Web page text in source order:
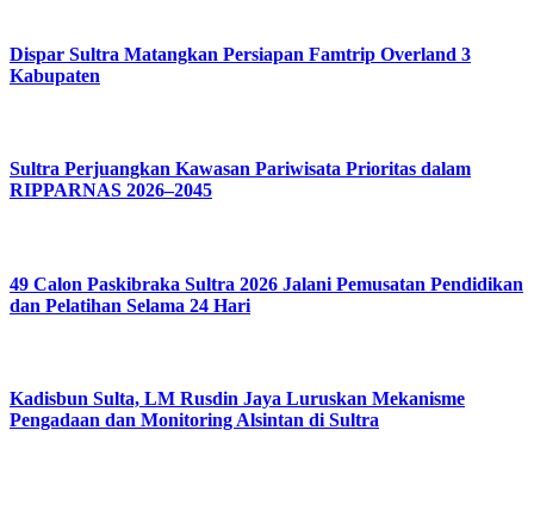
Dispar Sultra Matangkan Persiapan Famtrip Overland 3
Kabupaten
Sultra Perjuangkan Kawasan Pariwisata Prioritas dalam
RIPPARNAS 2026–2045
49 Calon Paskibraka Sultra 2026 Jalani Pemusatan Pendidikan
dan Pelatihan Selama 24 Hari
Kadisbun Sulta, LM Rusdin Jaya Luruskan Mekanisme
Pengadaan dan Monitoring Alsintan di Sultra